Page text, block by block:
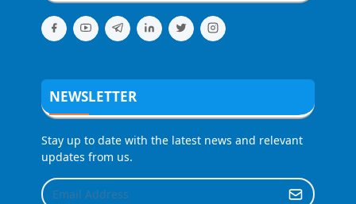
NEWSLETTER
Stay up to date with the latest news and relevant
updates from us.